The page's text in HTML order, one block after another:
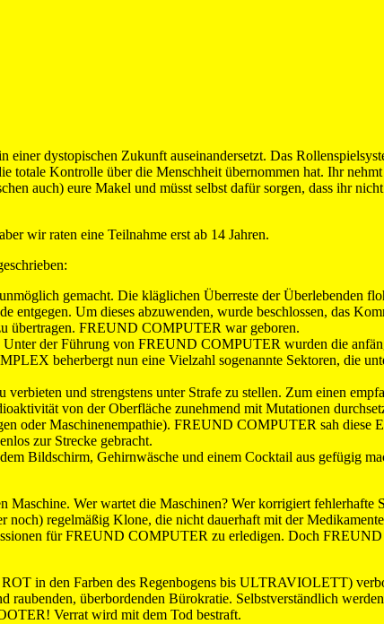
dystopischen Zukunft auseinandersetzt. Das
Kontrolle über die Menschheit übernommen hat. Ihr
auch) eure Makel und müsst selbst dafür sorgen, dass ihr
wir raten eine Teilnahme erst ab 14 Jahren.
gemacht. Die kläglichen Überreste der Überlebenden
Um dieses abzuwenden, wurde beschlossen, das
übertragen. FREUND COMPUTER war geboren.
der Führung von FREUND COMPUTER wurden die
beherbergt nun eine Vielzahl sogenannte Sektoren, die
und strengstens unter Strafe zu stellen. Zum einen
von der Oberfläche zunehmend mit Mutationen
oder Maschinenempathie). FREUND COMPUTER sah diese
zur Strecke gebracht.
Bildschirm, Gehirnwäsche und einem Cocktail aus gefügig
Wer wartet die Maschinen? Wer korrigiert fehlerhafte
regelmäßig Klone, die nicht dauerhaft mit der
für FREUND COMPUTER zu erledigen. Doch
in den Farben des Regenbogens bis ULTRAVIOLETT)
überbordenden Bürokratie. Selbstverständlich
Verrat wird mit dem Tod bestraft.